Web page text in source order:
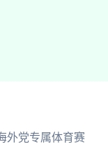
外党专属体育赛